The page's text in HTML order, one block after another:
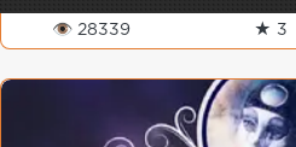
👁 28339 ★ 3